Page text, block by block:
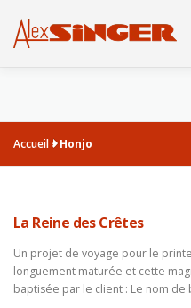
contenu
LA DERNIERE MACHINE
Accueil»Honjo
La Reine des Crêtes
Un projet de voyage pour le
longuement maturée et cette
baptisée par le client : Le nom de